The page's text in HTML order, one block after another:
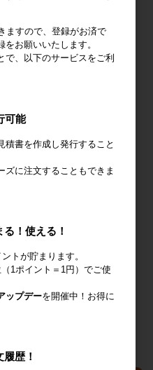
冷風扇 80L
ますので、登録がお済で
お願いいたします。
で、以下のサービスをご利
可能
積書を作成し発行すること
ズに注文することもできま
！使える！
トが貯まります。
1ポイント＝1円）でご使
ップデーを開催中！お得に
歴！